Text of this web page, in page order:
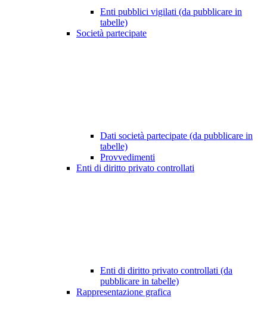
Enti pubblici vigilati (da pubblicare in
tabelle)
Società partecipate
Dati società partecipate (da pubblicare in
tabelle)
Provvedimenti
Enti di diritto privato controllati
Enti di diritto privato controllati (da
pubblicare in tabelle)
Rappresentazione grafica